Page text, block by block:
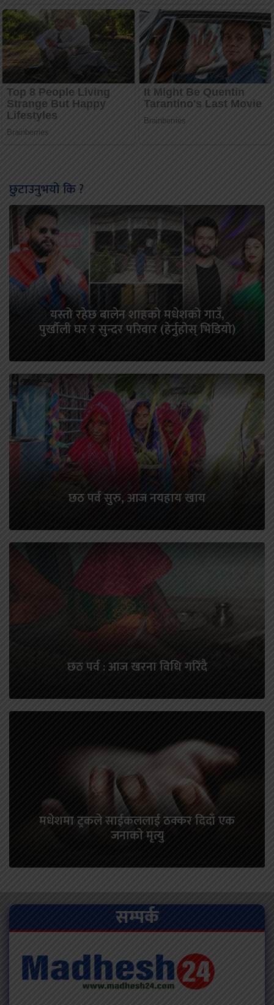
छुटाउनुभयो कि ?
यस्तो रहेछ बालेन शाहको मधेशको गाउँ,
पुर्खौली घर र सुन्दर परिवार (हेर्नुहोस् भिडियो)
छठ पर्व सुरु, आज नयहाय खाय
छठ पर्व : आज खरना विधि गरिँदै
मधेशमा ट्रकले साईकललाई ठक्कर दिदाँ एक
जनाकाे मृत्यु
सम्पर्क